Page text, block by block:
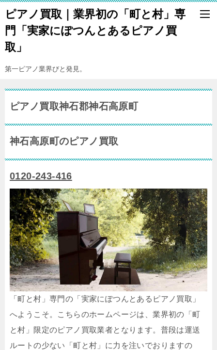
ピアノ買取｜業界初の「町と村」専
門「実家にぽつんとあるピアノ買
取」
第一ピアノ業界びと発見。
ピアノ買取神石郡神石高原町
神石高原町のピアノ買取
0120-243-416
「町と村」専門の「実家にぽつんとあるピアノ買取」
へようこそ。こちらのホームページは、業界初の「町
と村」限定のピアノ買取業者となります。普段は運送
ルートの少ない「町と村」に力を注いでおりますの